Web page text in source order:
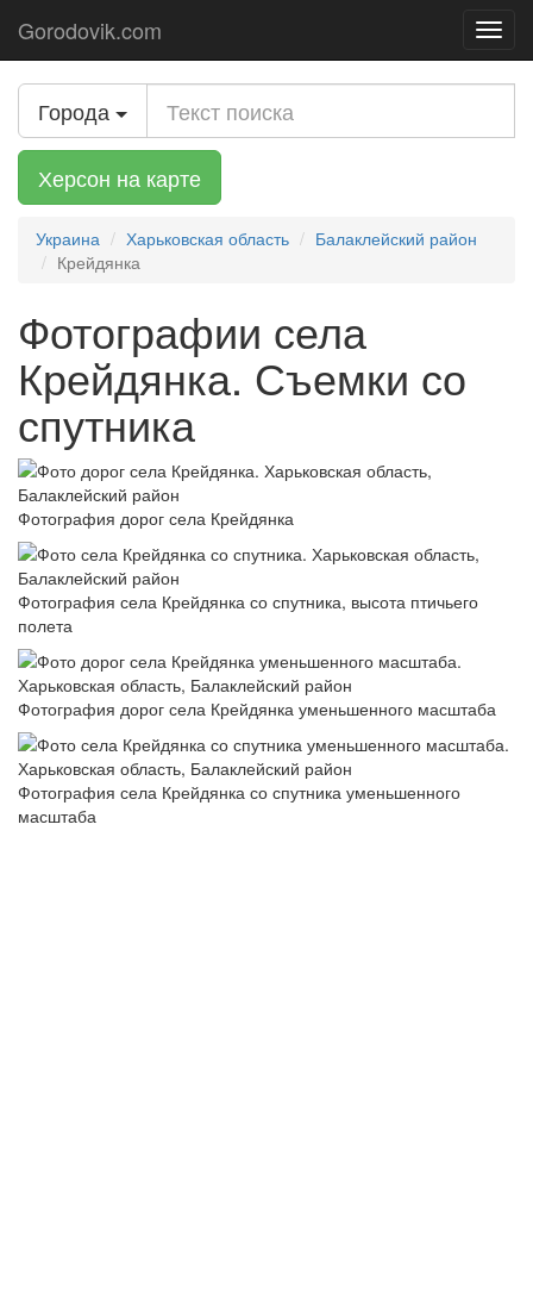
Gorodovik.com
Города
Херсон на карте
Украина Харьковская область
Балаклейский район
Крейдянка
Фотографии села
Крейдянка. Съемки со
спутника
Фотография дорог села Крейдянка
Фотография села Крейдянка со спутника, высота птичьего
полета
Фотография дорог села Крейдянка уменьшенного масштаба
Фотография села Крейдянка со спутника уменьшенного
масштаба